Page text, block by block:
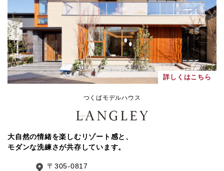
詳しくはこちら
つくばモデルハウス
大自然の情緒を楽しむリゾート感と、
モダンな洗練さが共存しています。
〒305-0817